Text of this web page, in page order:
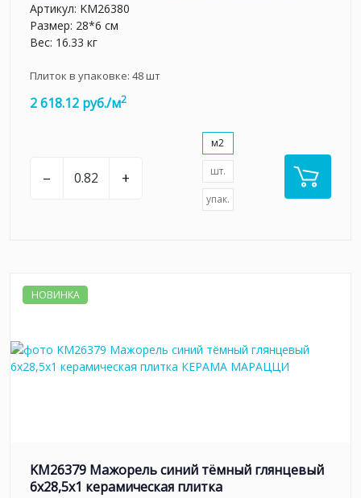
Артикул: KM26380
Размер: 28*6 см
Вес: 16.33 кг
Плиток в упаковке: 48шт
2 618.12 руб./м2
– +
м2
шт.
упак.
НОВИНКА
KM26379 Мажорель синий тёмный глянцевый
6x28,5x1 керамическая плитка